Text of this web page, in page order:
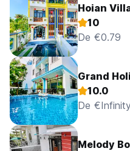
Hoian
10
De €0.79
Grand
10.0
De
Melody